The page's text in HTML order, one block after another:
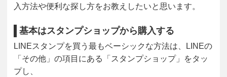
入方法や便利な探し方をお教えしたいと思います。
基本はスタンプショップから購入する
LINEスタンプを買う最もベーシックな方法は、LINEの
「その他」の項目にある「スタンプショップ」をタッ
プし、